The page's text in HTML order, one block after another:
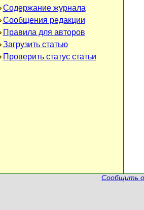
Содержание журнала
Сообщения редакции
Правила для авторов
Загрузить статью
Проверить статус статьи
Сообщить о